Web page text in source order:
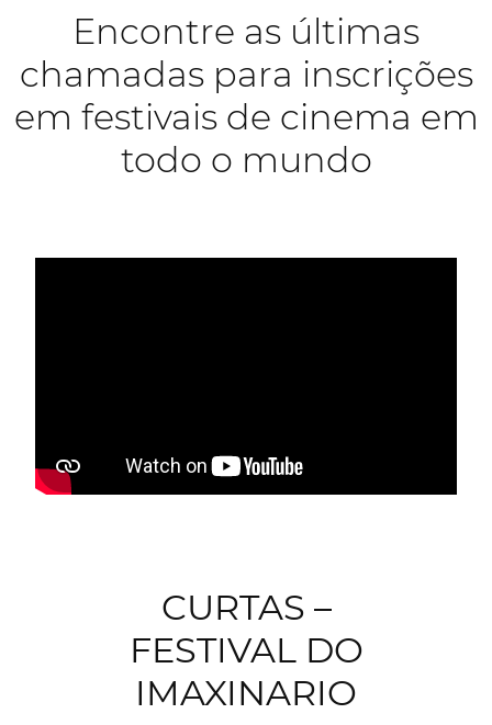
Encontre as últimas
chamadas para inscrições
em festivais de cinema em
todo o mundo
CURTAS –
FESTIVAL DO
IMAXINARIO